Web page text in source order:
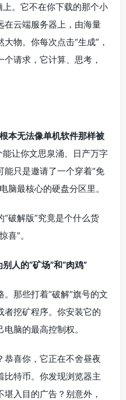
。它不在你下载的那个小
在云端服务器上，由海量
物。你每次点击“生成”，
请求，它计算、思考，
本无法像单机软件那样被
让你文思泉涌、日产万字
能只是邀请了一个穿着“免
脑最核心的硬盘分区里。
破解版”究竟是个什么货
喜”。
人的“矿场”和“肉鸡”
那些打着“破解”旗号的文
者挖矿程序。你安装它的
脑的最高控制权。
恭喜你，它正在不舍昼夜
比特币。你发现浏览器主
入目的广告？别意外，